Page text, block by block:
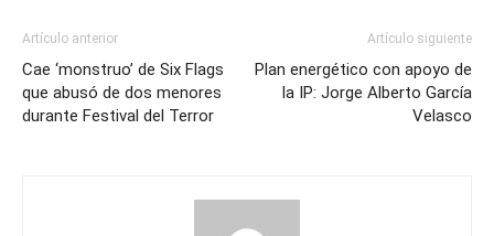
Artículo anterior
Cae ‘monstruo’ de Six Flags
que abusó de dos menores
durante Festival del Terror
Artículo siguiente
Plan energético con apoyo de
la IP: Jorge Alberto García
Velasco